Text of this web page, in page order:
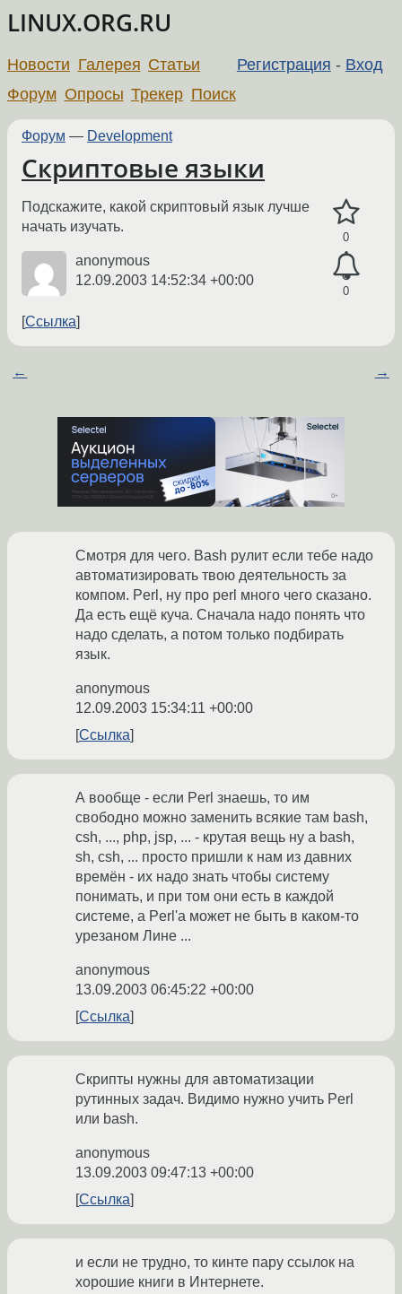
LINUX.ORG.RU
Регистрация - Вход
Новости Галерея Статьи
Форум Опросы Трекер Поиск
Форум — Development
Скриптовые языки
0
0
Подскажите, какой скриптовый язык лучше
начать изучать.
anonymous
12.09.2003 14:52:34 +00:00
Ссылка
← →
Смотря для чего. Bash рулит если тебе надо
автоматизировать твою деятельность за
компом. Perl, ну про perl много чего сказано.
Да есть ещё куча. Сначала надо понять что
надо сделать, а потом только подбирать
язык.
anonymous
12.09.2003 15:34:11 +00:00
Ссылка
А вообще - если Perl знаешь, то им
свободно можно заменить всякие там bash,
csh, ..., php, jsp, ... - крутая вещь ну а bash,
sh, csh, ... просто пришли к нам из давних
времён - их надо знать чтобы систему
понимать, и при том они есть в каждой
системе, а Perl'a может не быть в каком-то
урезаном Лине ...
anonymous
13.09.2003 06:45:22 +00:00
Ссылка
Скрипты нужны для автоматизации
рутинных задач. Видимо нужно учить Perl
или bash.
anonymous
13.09.2003 09:47:13 +00:00
Ссылка
и если не трудно, то кинте пару ссылок на
хорошие книги в Интернете.